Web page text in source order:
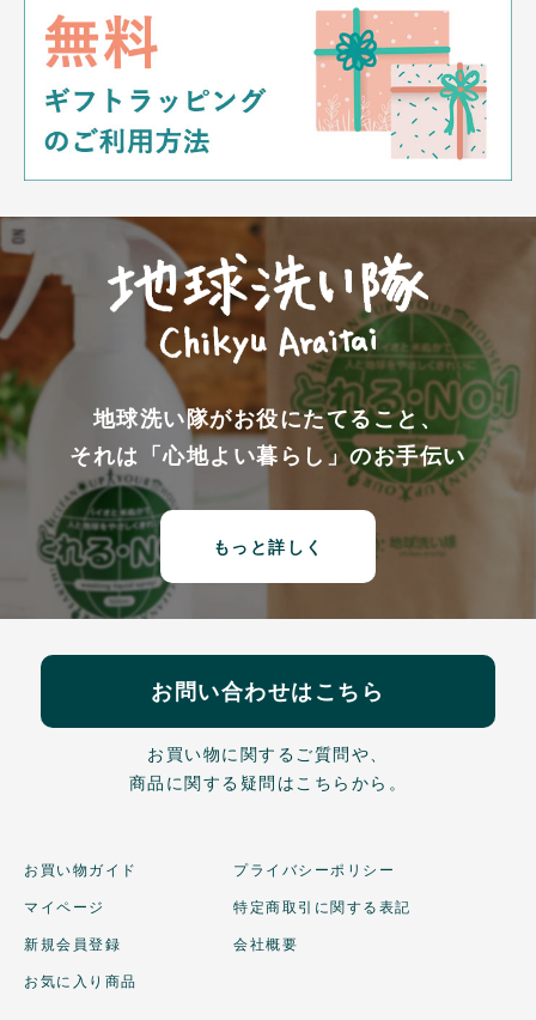
地球洗い隊がお役にたてること、
それは「心地よい暮らし」のお手伝い
もっと詳しく
お問い合わせはこちら
お買い物に関するご質問や、
商品に関する疑問はこちらから。
お買い物ガイド
マイページ
新規会員登録
お気に入り商品
プライバシーポリシー
特定商取引に関する表記
会社概要